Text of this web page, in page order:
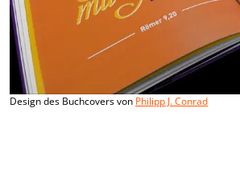
Design des Buchcovers von Philipp J. Conrad